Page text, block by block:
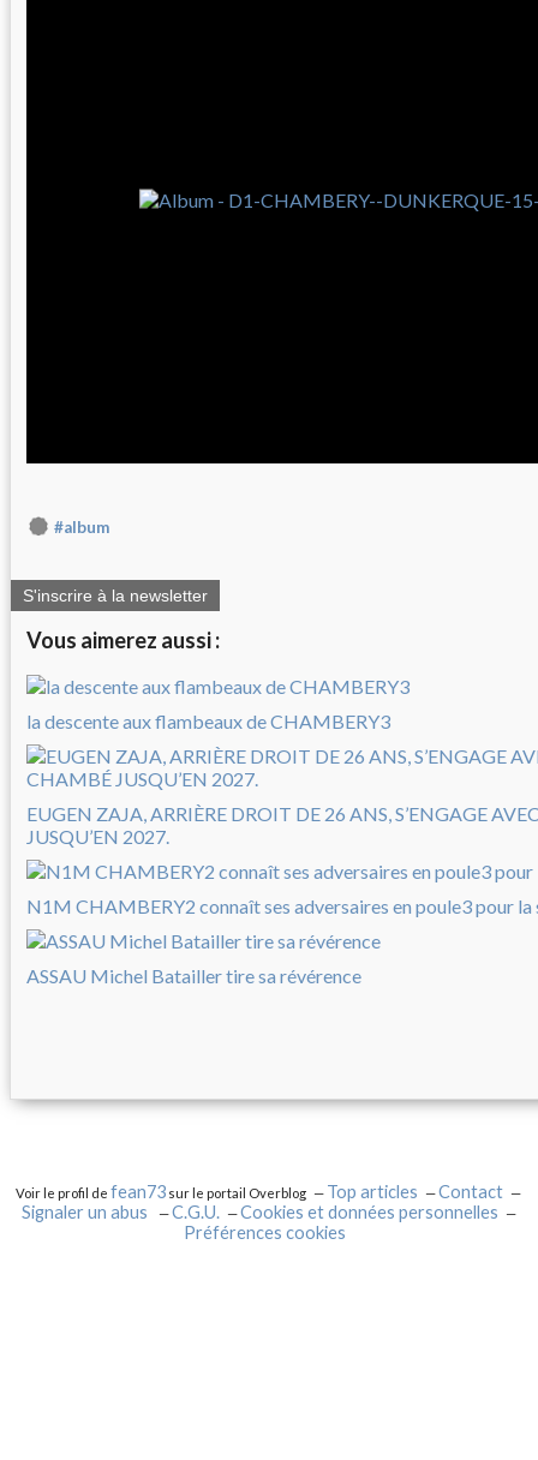
#album
S'inscrire à la newsletter
Vous aimerez aussi :
la descente aux flambeaux de CHAMBERY3
EUGEN ZAJA, ARRIÈRE DROIT DE 26 ANS, S’ENGAGE
JUSQU’EN 2027.
N1M CHAMBERY2 connaît ses adversaires en poule3 pour
ASSAU Michel Batailler tire sa révérence
Voir le profil defean73 sur le portail Overblog Top articles
Contact
Signaler un abus
C.G.U.
Cookies et données personnelles
Préférences cookies